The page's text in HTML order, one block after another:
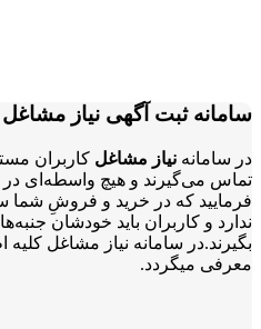
سامانه ثبت آگهی نیاز مشاغل
در سامانه نیاز مشاغلکاربران
تماس می‌گیرند و هیچ واسطه‌ای در
فرمایید که در خرید و فروشِ شما
ندارد و کاربران باید خودشان
بگیرند.در سامانه نیاز مشاغل
معرفی میگردد.